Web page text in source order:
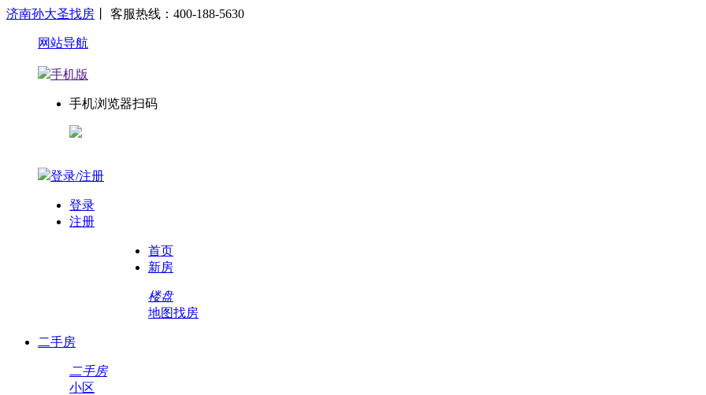
济南孙大圣找房 丨 客服热线：400-188-5630
网站导航
手机版
手机浏览器扫码
登录/注册
登录
注册
首页
新房
楼盘
地图找房
二手房
二手房
小区